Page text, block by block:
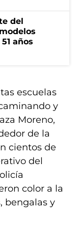
del
años
escuelas
y
Moreno,
de la
cientos de
del
color a la
bengalas y